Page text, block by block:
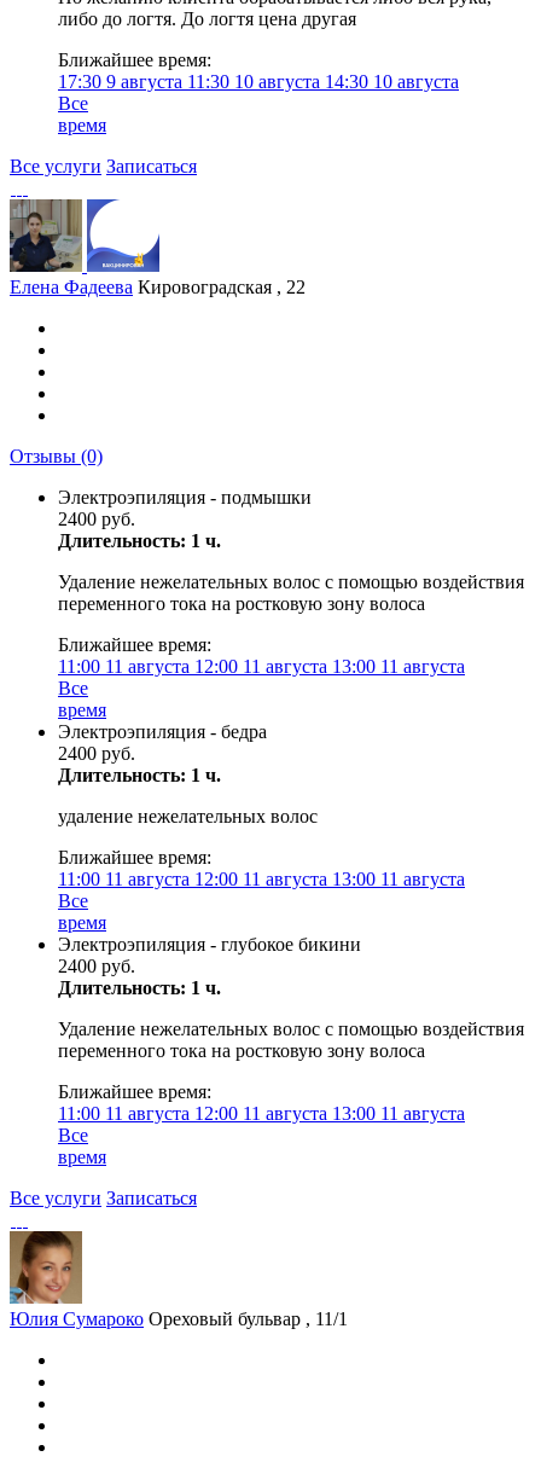
либо до логтя. До логтя цена другая
Ближайшее время:
17:30 9 августа 11:30 10 августа 14:30 10 августа
Все
время
Все услуги Записаться
Елена Фадеева Кировоградская , 22
Отзывы (0)
Электроэпиляция - подмышки
2400 руб.
Длительность: 1 ч.
Удаление нежелательных волос с помощью воздействия
переменного тока на ростковую зону волоса
Ближайшее время:
11:00 11 августа 12:00 11 августа 13:00 11 августа
Все
время
Электроэпиляция - бедра
2400 руб.
Длительность: 1 ч.
удаление нежелательных волос
Ближайшее время:
11:00 11 августа 12:00 11 августа 13:00 11 августа
Все
время
Электроэпиляция - глубокое бикини
2400 руб.
Длительность: 1 ч.
Удаление нежелательных волос с помощью воздействия
переменного тока на ростковую зону волоса
Ближайшее время:
11:00 11 августа 12:00 11 августа 13:00 11 августа
Все
время
Все услуги Записаться
Юлия Сумароко Ореховый бульвар , 11/1